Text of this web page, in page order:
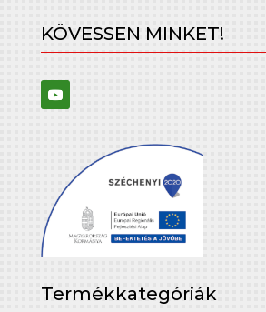
KÖVESSEN MINKET!
Termékkategóriák